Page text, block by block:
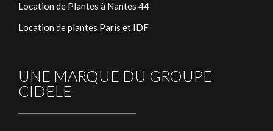
Location de Plantes à Nantes 44
Location de plantes Paris et IDF
UNE MARQUE DU GROUPE
CIDELE